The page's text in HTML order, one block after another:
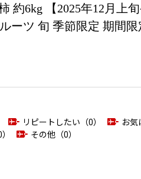
約6kg 【2025年12月上
ーツ 旬 季節限定 期間限
リピートしたい（0） お気
その他（0）